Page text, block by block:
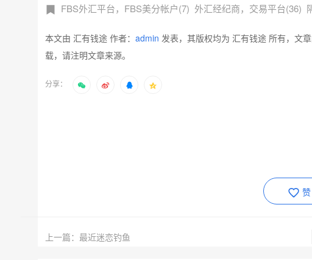
FBS外汇平台，FBS美分帐户(7) 外汇经纪商，交易平台(36)
本文由 汇有钱途 作者： admin 发表，其版权均为 汇有钱途 所有，文
载，请注明文章来源。
分享：
赞
上一篇：最近迷恋钓鱼